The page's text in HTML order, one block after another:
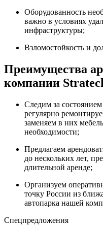
Оборудованность
важно в условиях
инфраструктуры;
Взломостойкость и
Преимущества
компании
Следим за
регулярно
заменяем в них
необходимости;
Предлагаем
до нескольких лет,
длительной аренде;
Организуем
точку России из
автопарка нашей
Cпецпредложения